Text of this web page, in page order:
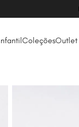
ColeçõesOutlet